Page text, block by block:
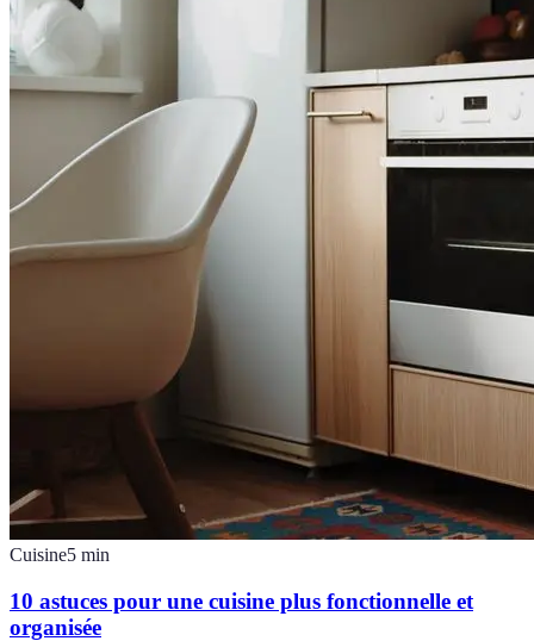
Cuisine5 min
10 astuces pour une cuisine plus fonctionnelle et
organisée